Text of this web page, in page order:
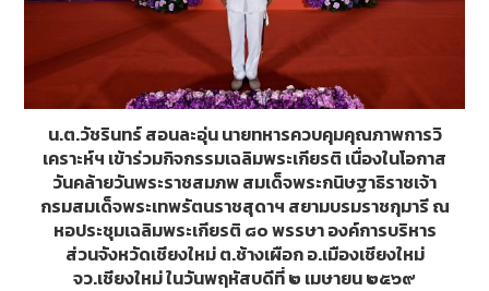
น.ต.วัชรินทร์ สอนละอุ่น นายทหารควบคุมคุณภาพการวิ
เคราะห์ฯ เข้าร่วมกิจกรรมเฉลิมพระเกียรติ เนื่องในโอกาส
วันคล้ายวันพระราชสมภพ สมเด็จพระกนิษฐาธิราชเจ้า
กรมสมเด็จพระเทพรัตนราชสุดาฯ สยามบรมราชกุมารี ณ
หอประชุมเฉลิมพระเกียรติ ๘๐ พรรษา องค์การบริหาร
ส่วนจังหวัดเชียงใหม่ ต.ช้างเผือก อ.เมืองเชียงใหม่
จว.เชียงใหม่ ในวันพฤหัสบดีที่ ๒ เมษายน ๒๕๖๙